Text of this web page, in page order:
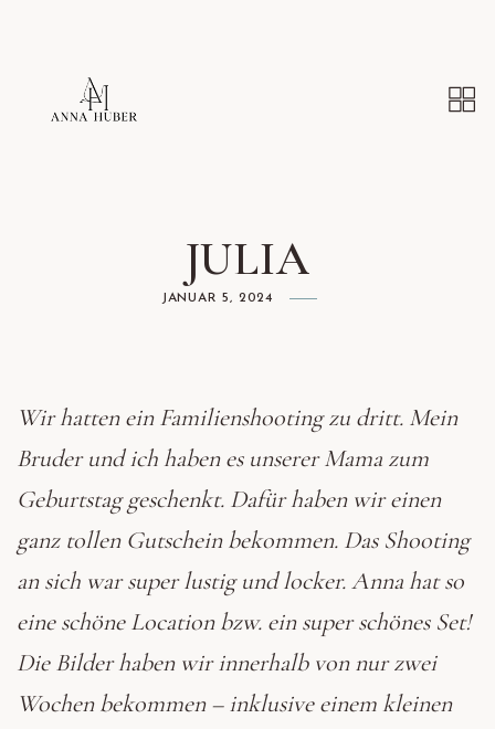
Facebook
Instagram
JULIA
JANUAR 5, 2024
Wir hatten ein Familienshooting zu dritt. Mein
Bruder und ich haben es unserer Mama zum
Geburtstag geschenkt. Dafür haben wir einen
ganz tollen Gutschein bekommen. Das Shooting
an sich war super lustig und locker. Anna hat so
eine schöne Location bzw. ein super schönes Set!
Die Bilder haben wir innerhalb von nur zwei
Wochen bekommen – inklusive einem kleinen